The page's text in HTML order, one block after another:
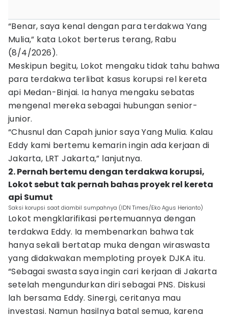
“Benar, saya kenal dengan para terdakwa Yang
Mulia,” kata Lokot berterus terang, Rabu
(8/4/2026).
Meskipun begitu, Lokot mengaku tidak tahu bahwa
para terdakwa terlibat kasus korupsi rel kereta
api Medan-Binjai. Ia hanya mengaku sebatas
mengenal mereka sebagai hubungan senior-
junior.
“Chusnul dan Capah junior saya Yang Mulia. Kalau
Eddy kami bertemu kemarin ingin ada kerjaan di
Jakarta, LRT Jakarta,” lanjutnya.
2. Pernah bertemu dengan terdakwa korupsi,
Lokot sebut tak pernah bahas proyek rel kereta
api Sumut
Saksi korupsi saat diambil sumpahnya (IDN Times/Eko Agus Herianto)
Lokot mengklarifikasi pertemuannya dengan
terdakwa Eddy. Ia membenarkan bahwa tak
hanya sekali bertatap muka dengan wiraswasta
yang didakwakan memploting proyek DJKA itu.
“Sebagai swasta saya ingin cari kerjaan di Jakarta
setelah mengundurkan diri sebagai PNS. Diskusi
lah bersama Eddy. Sinergi, ceritanya mau
investasi. Namun hasilnya batal semua, karena